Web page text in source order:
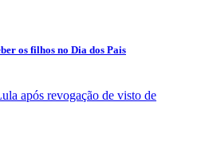
os filhos no Dia dos Pais